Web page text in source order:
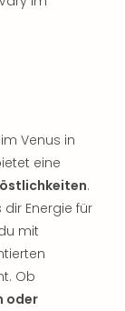
Venus in
eine
.
Energie für
mit
Ob
oder